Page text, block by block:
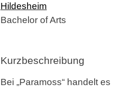
Hildesheim
Bachelor of Arts
Kurzbeschreibung
Bei „Paramoss“ handelt es